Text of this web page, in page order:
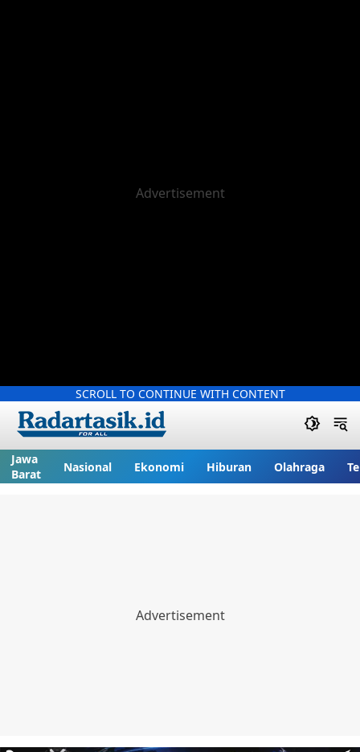
SCROLL TO CONTINUE WITH CONTENT
Jawa
Barat
Nasional Ekonomi Hiburan Olahraga